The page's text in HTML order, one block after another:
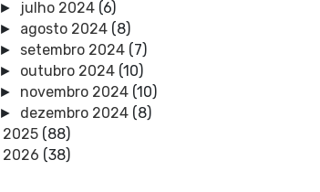
► julho 2024 (6)
► agosto 2024 (8)
► setembro 2024 (7)
► outubro 2024 (10)
► novembro 2024 (10)
► dezembro 2024 (8)
2025 (88)
2026 (38)